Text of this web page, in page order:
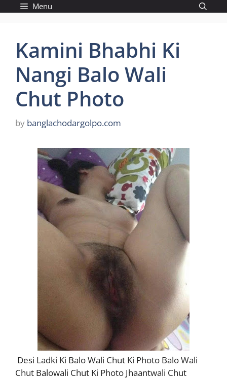
Menu
Kamini Bhabhi Ki
Nangi Balo Wali
Chut Photo
by banglachodargolpo.com
Desi Ladki Ki Balo Wali Chut Ki Photo Balo Wali
Chut Balowali Chut Ki Photo Jhaantwali Chut